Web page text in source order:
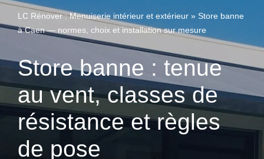
LC Rénover : Menuiserie intérieur et extérieur » Store banne
à Caen — normes, choix et installation sur mesure
Store banne : tenue
au vent, classes de
résistance et règles
de pose